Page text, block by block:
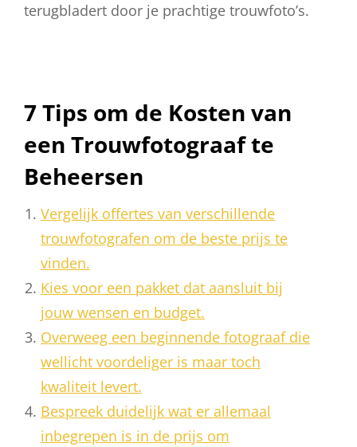
terugbladert door je prachtige trouwfoto’s.
7 Tips om de Kosten van
een Trouwfotograaf te
Beheersen
Vergelijk offertes van verschillende
trouwfotografen om de beste prijs te
vinden.
Kies voor een pakket dat aansluit bij
jouw wensen en budget.
Overweeg een beginnende fotograaf die
wellicht voordeliger is maar toch
kwaliteit levert.
Bespreek duidelijk wat er allemaal
inbegrepen is in de prijs om